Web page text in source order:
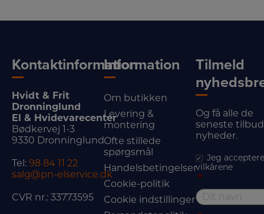
Kontaktinformation
Hvidt & Frit
Dronninglund
El & Hvidevarecenter
Bødkervej 1-3
9330 Dronninglund
Tel: 98 84 11 22
salg@pn-elservice.dk
CVR nr.: 33773595
Information
Om butikken
Levering &
montering
Ofte stillede
spørgsmål
Handelsbetingelser
Cookie-politik
Cookie indstillinger
Tilmeld
Og få alle de
seneste
nyheder.
Jeg
vilkårene
*